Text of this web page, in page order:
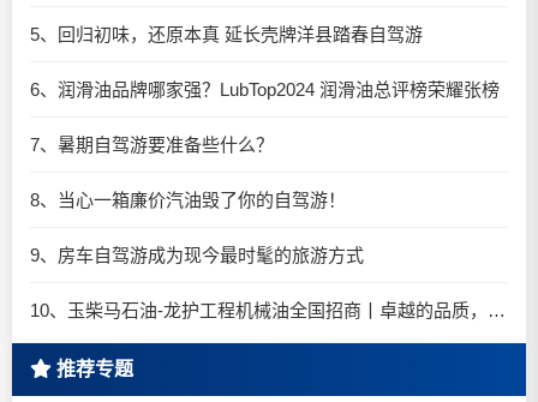
5、回归初味，还原本真 延长壳牌洋县踏春自驾游
6、润滑油品牌哪家强？LubTop2024 润滑油总评榜荣耀张榜
7、暑期自驾游要准备些什么？
8、当心一箱廉价汽油毁了你的自驾游！
9、房车自驾游成为现今最时髦的旅游方式
10、玉柴马石油-龙护工程机械油全国招商丨卓越的品质，专业的品牌！
推荐专题